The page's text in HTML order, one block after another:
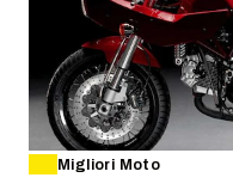
Migliori Moto